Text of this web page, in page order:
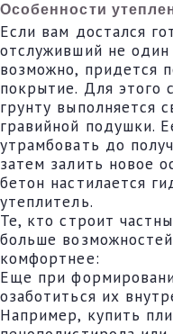
Особенности
Если вам достался
отслуживший не
возможно, придется
покрытие. Для этого
грунту выполняется
гравийной подушки.
утрамбовать до
затем залить новое
бетон настилается
утеплитель.
Те, кто строит
больше
комфортнее:
Еще при
озаботиться их
Например, купить